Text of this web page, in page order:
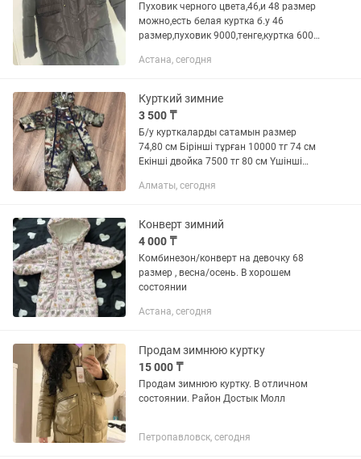
Пуховик черного цвета,46,и 48 размер
можно,есть белая куртка б.у 46
размер,пуховик 9000,тенге,куртка 6000
Астана, сегодня
Курткий зимние
3 500 ₸
Б/у курткаларды сатамын размер
74,80 см Бірінші тұрған 10000 тг 74 см
Екінші двойка 7500 тг 80 см Үшінші
Алматы, сегодня
Конверт зимний
4 000 ₸
Комбинезон/конверт на девочку 68
размер , весна/осень. В хорошем
состоянии
Астана, сегодня
Продам зимнюю куртку
15 000 ₸
Продам зимнюю куртку. В отличном
состоянии. Район Достык Молл
Петропавловск, сегодня